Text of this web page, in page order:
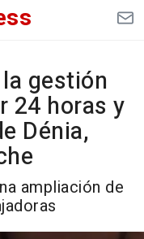
gestión
24 horas y
Dénia,
ampliación de